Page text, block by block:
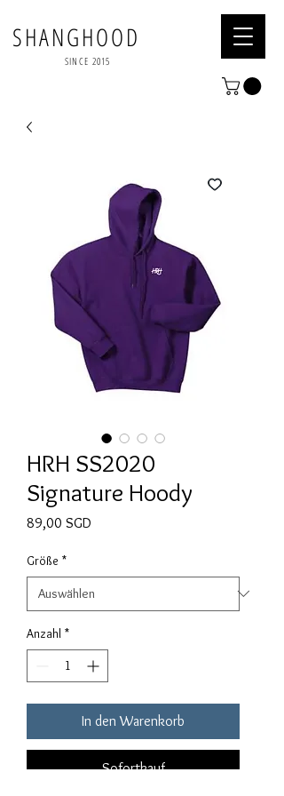
SHANGHOOD
SINCE 2015
HRH SS2020
Signature Hoody
89,00 SGD
Größe *
Anzahl *
In den Warenkorb
Sofortkauf